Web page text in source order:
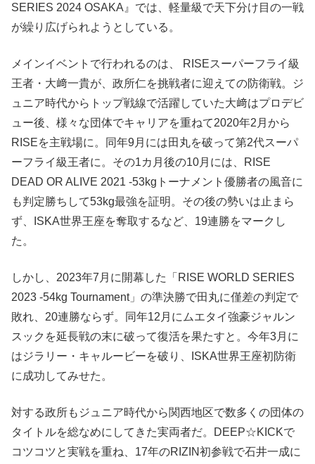
SERIES 2024 OSAKA』では、軽量級で天下分け目の一戦
が繰り広げられようとしている。
メインイベントで行われるのは、 RISEスーパーフライ級
王者・大﨑一貴が、政所仁を挑戦者に迎えての防衛戦。ジ
ュニア時代からトップ戦線で活躍していた大﨑はプロデビ
ュー後、様々な団体でキャリアを重ねて2020年2月から
RISEを主戦場に。同年9月には田丸を破って第2代スーパ
ーフライ級王者に。その1カ月後の10月には、RISE
DEAD OR ALIVE 2021 -53kgトーナメント優勝者の風音に
も判定勝ちして53kg最強を証明。その後の勢いは止まら
ず、ISKA世界王座を奪取するなど、19連勝をマークし
た。
しかし、2023年7月に開幕した「RISE WORLD SERIES
2023 -54kg Tournament」の準決勝で田丸に僅差の判定で
敗れ、20連勝ならず。同年12月にムエタイ強豪ジャルン
スックを延長戦の末に破って復活を果たすと。今年3月に
はジラリー・キャルービーを破り、ISKA世界王座初防衛
に成功してみせた。
対する政所もジュニア時代から関西地区で数多くの団体の
タイトルを総なめにしてきた実両者だ。DEEP☆KICKで
コツコツと実戦を重ね、17年のRIZIN初参戦で石井一成に